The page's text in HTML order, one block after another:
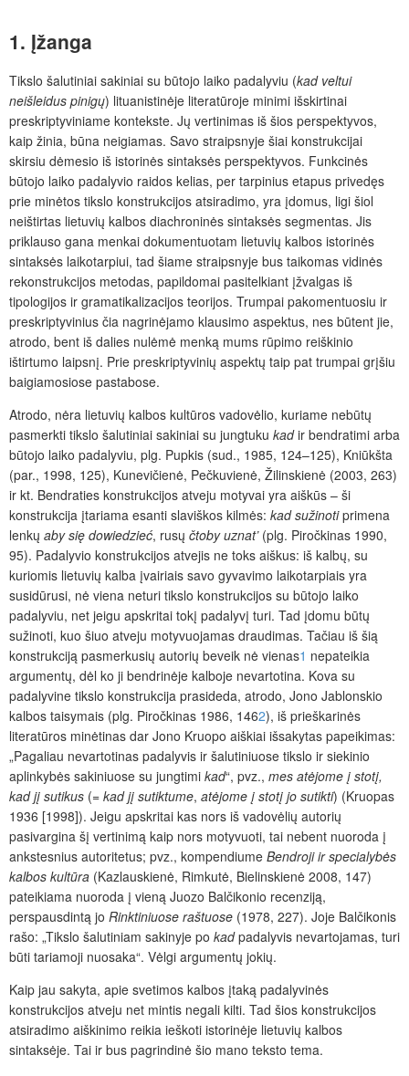
1. Įžanga
Tikslo šalutiniai sakiniai su būtojo laiko padalyviu (kad veltui
neišleidus pinigų) lituanistinėje literatūroje minimi išskirtinai
preskriptyviniame kontekste. Jų vertinimas iš šios perspektyvos,
kaip žinia, būna neigiamas. Savo straipsnyje šiai konstrukcijai
skirsiu dėmesio iš istorinės sintaksės perspektyvos. Funkcinės
būtojo laiko padalyvio raidos kelias, per tarpinius etapus privedęs
prie minėtos tikslo konstrukcijos atsiradimo, yra įdomus, ligi šiol
neištirtas lietuvių kalbos diachroninės sintaksės segmentas. Jis
priklauso gana menkai dokumentuotam lietuvių kalbos istorinės
sintaksės laikotarpiui, tad šiame straipsnyje bus taikomas vidinės
rekonstrukcijos metodas, papildomai pasitelkiant įžvalgas iš
tipologijos ir gramatikalizacijos teorijos. Trumpai pakomentuosiu ir
preskriptyvinius čia nagrinėjamo klausimo aspektus, nes būtent jie,
atrodo, bent iš dalies nulėmė menką mums rūpimo reiškinio
ištirtumo laipsnį. Prie preskriptyvinių aspektų taip pat trumpai grįšiu
baigiamosiose pastabose.
Atrodo, nėra lietuvių kalbos kultūros vadovėlio, kuriame nebūtų
pasmerkti tikslo šalutiniai sakiniai su jungtuku kadir bendratimi arba
būtojo laiko padalyviu, plg. Pupkis (sud., 1985, 124–125), Kniūkšta
(par., 1998, 125), Kunevičienė, Pečkuvienė, Žilinskienė (2003, 263)
ir kt. Bendraties konstrukcijos atveju motyvai yra aiškūs – ši
konstrukcija įtariama esanti slaviškos kilmės: kad sužinotiprimena
lenkų aby się dowiedzieć, rusų čtobyuznat’ (plg. Piročkinas 1990,
95). Padalyvio konstrukcijos atvejis ne toks aiškus: iš kalbų, su
kuriomis lietuvių kalba įvairiais savo gyvavimo laikotarpiais yra
susidūrusi, nė viena neturi tikslo konstrukcijos su būtojo laiko
padalyviu, net jeigu apskritai tokį padalyvį turi. Tad įdomu būtų
sužinoti, kuo šiuo atveju motyvuojamas draudimas. Tačiau iš šią
konstrukciją pasmerkusių autorių beveik nė vienas1 nepateikia
argumentų, dėl ko ji bendrinėje kalboje nevartotina. Kova su
padalyvine tikslo konstrukcija prasideda, atrodo, Jono Jablonskio
kalbos taisymais (plg. Piročkinas 1986, 1462), iš prieškarinės
literatūros minėtinas dar Jono Kruopo aiškiai išsakytas papeikimas:
„Pagaliau nevartotinas padalyvis ir šalutiniuose tikslo ir siekinio
aplinkybės sakiniuose su jungtimi kad“, pvz., mes atėjome į stotį,
kad jį sutikus (= kad jį sutiktume, atėjome į stotį jo sutikti) (Kruopas
1936 [1998]). Jeigu apskritai kas nors iš vadovėlių autorių
pasivargina šį vertinimą kaip nors motyvuoti, tai nebent nuoroda į
ankstesnius autoritetus; pvz., kompendiume Bendroji ir specialybės
kalbos kultūra (Kazlauskienė, Rimkutė, Bielinskienė 2008, 147)
pateikiama nuoroda į vieną Juozo Balčikonio recenziją,
perspausdintą jo Rinktiniuose raštuose (1978, 227). Joje Balčikonis
rašo: „Tikslo šalutiniam sakinyje po kadpadalyvis nevartojamas, turi
būti tariamoji nuosaka“. Vėlgi argumentų jokių.
Kaip jau sakyta, apie svetimos kalbos įtaką padalyvinės
konstrukcijos atveju net mintis negali kilti. Tad šios konstrukcijos
atsiradimo aiškinimo reikia ieškoti istorinėje lietuvių kalbos
sintaksėje. Tai ir bus pagrindinė šio mano teksto tema.